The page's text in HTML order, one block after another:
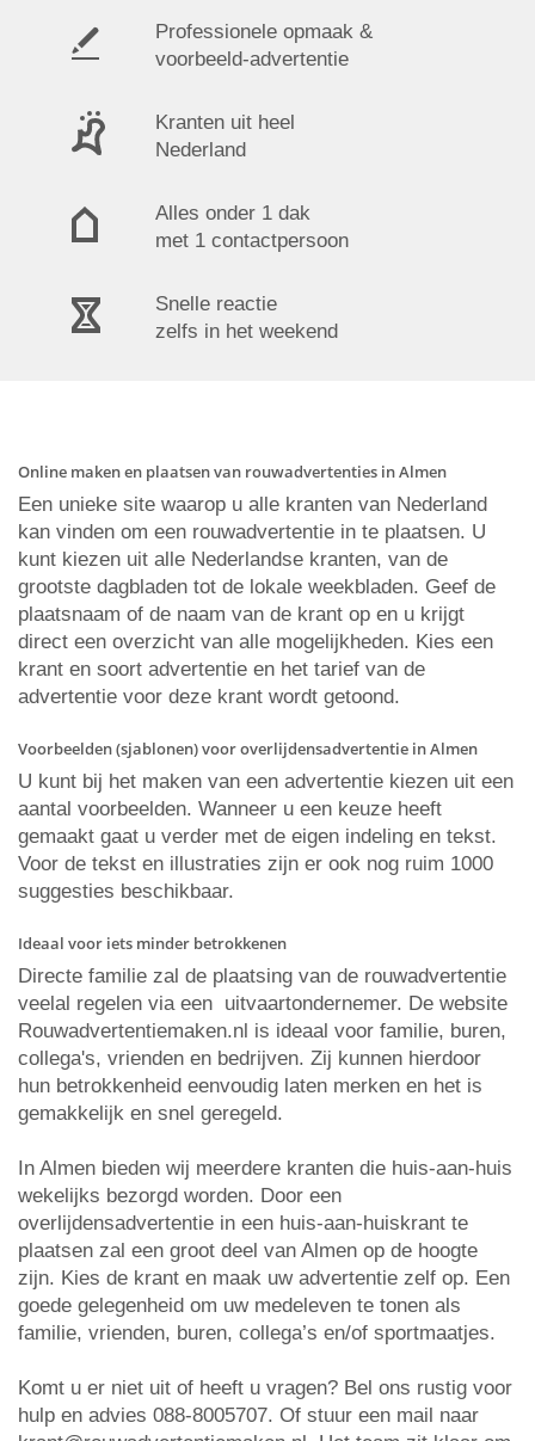
Professionele opmaak &
voorbeeld-advertentie
Kranten uit heel
Nederland
Alles onder 1 dak
met 1 contactpersoon
Snelle reactie
zelfs in het weekend
Online maken en plaatsen van rouwadvertenties in Almen
Een unieke site waarop u alle kranten van Nederland
kan vinden om een rouwadvertentie in te plaatsen. U
kunt kiezen uit alle Nederlandse kranten, van de
grootste dagbladen tot de lokale weekbladen. Geef de
plaatsnaam of de naam van de krant op en u krijgt
direct een overzicht van alle mogelijkheden. Kies een
krant en soort advertentie en het tarief van de
advertentie voor deze krant wordt getoond.
Voorbeelden (sjablonen) voor overlijdensadvertentie in Almen
U kunt bij het maken van een advertentie kiezen uit een
aantal voorbeelden. Wanneer u een keuze heeft
gemaakt gaat u verder met de eigen indeling en tekst.
Voor de tekst en illustraties zijn er ook nog ruim 1000
suggesties beschikbaar.
Ideaal voor iets minder betrokkenen
Directe familie zal de plaatsing van de rouwadvertentie
veelal regelen via een uitvaartondernemer. De website
Rouwadvertentiemaken.nl is ideaal voor familie, buren,
collega's, vrienden en bedrijven. Zij kunnen hierdoor
hun betrokkenheid eenvoudig laten merken en het is
gemakkelijk en snel geregeld.
In Almen bieden wij meerdere kranten die huis-aan-huis
wekelijks bezorgd worden. Door een
overlijdensadvertentie in een huis-aan-huiskrant te
plaatsen zal een groot deel van Almen op de hoogte
zijn. Kies de krant en maak uw advertentie zelf op. Een
goede gelegenheid om uw medeleven te tonen als
familie, vrienden, buren, collega’s en/of sportmaatjes.
Komt u er niet uit of heeft u vragen? Bel ons rustig voor
hulp en advies 088-8005707. Of stuur een mail naar